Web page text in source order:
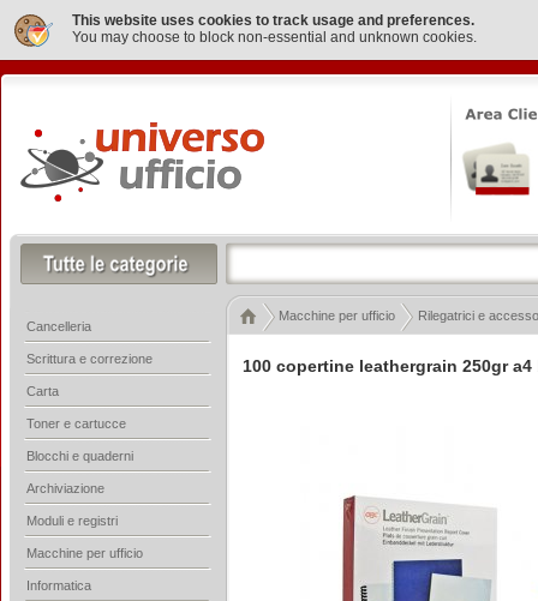
This website uses cookies to track usage and preferences.
You may choose to block non-essential and unknown cookies.
100 copertine leathergrain 250gr
Macchine per ufficio Rilegatrici e
Cancelleria
Scrittura e correzione
Carta
Toner e cartucce
Blocchi e quaderni
Archiviazione
Moduli e registri
Macchine per ufficio
Informatica